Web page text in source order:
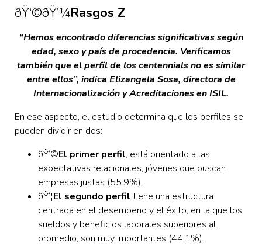
ðŸ‘©‍ðŸ’¼Rasgos Z
“Hemos encontrado diferencias significativas según
edad, sexo y país de procedencia. Verificamos
también que el perfil de los centennials no es similar
entre ellos”, indica Elizangela Sosa, directora de
Internacionalización y Acreditaciones en ISIL.
En ese aspecto, el estudio determina que los perfiles se
pueden dividir en dos:
ðŸ‘©El primer perfil, está orientado a las
expectativas relacionales, jóvenes que buscan
empresas justas (55.9%).
ðŸ‘¦El segundo perfil tiene una estructura
centrada en el desempeño y el éxito, en la que los
sueldos y beneficios laborales superiores al
promedio, son muy importantes (44.1%).